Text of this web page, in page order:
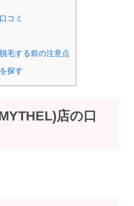
コミ
毛する前の注意点
探す
店の口